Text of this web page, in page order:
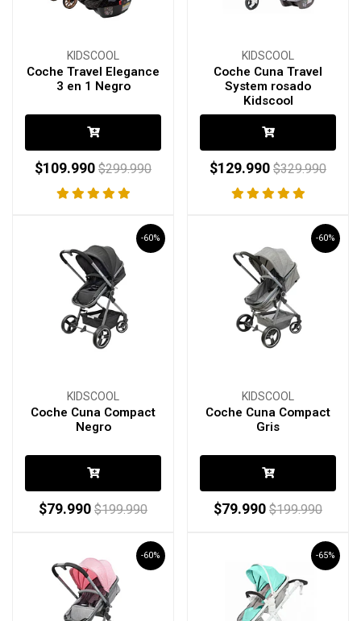
KIDSCOOL
Coche Travel Elegance
3 en 1 Negro
$109.990 $299.990
KIDSCOOL
Coche Cuna Travel
System rosado
Kidscool
$129.990 $329.990
-60%
KIDSCOOL
Coche Cuna Compact
Negro
$79.990 $199.990
-60%
KIDSCOOL
Coche Cuna Compact
Gris
$79.990 $199.990
-60% -65%